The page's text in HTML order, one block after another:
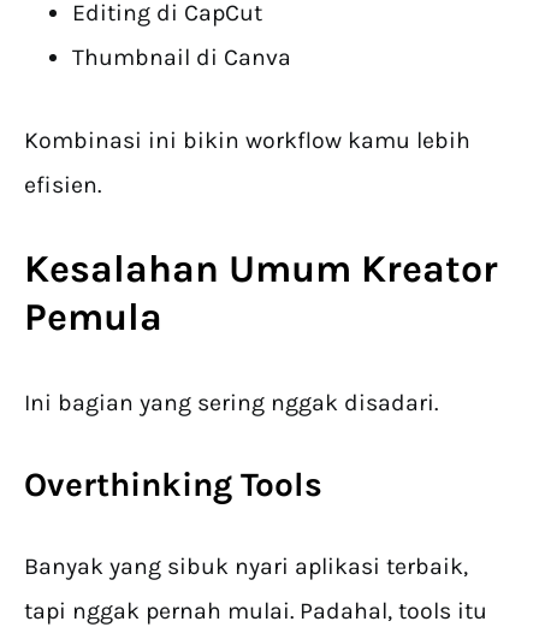
Editing di CapCut
Thumbnail di Canva
Kombinasi ini bikin workflow kamu lebih
efisien.
Kesalahan Umum Kreator
Pemula
Ini bagian yang sering nggak disadari.
Overthinking Tools
Banyak yang sibuk nyari aplikasi terbaik,
tapi nggak pernah mulai. Padahal, tools itu